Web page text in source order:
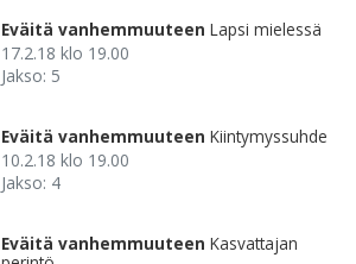
Eväitä vanhemmuuteen Lapsi mielessä
17.2.18 klo 19.00
Jakso: 5
Eväitä vanhemmuuteen Kiintymyssuhde
10.2.18 klo 19.00
Jakso: 4
Eväitä vanhemmuuteen Kasvattajan